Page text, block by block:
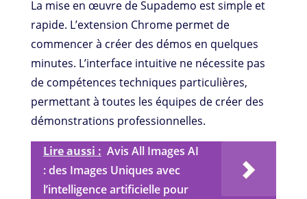
La mise en œuvre de Supademo est simple et
rapide. L’extension Chrome permet de
commencer à créer des démos en quelques
minutes. L’interface intuitive ne nécessite pas
de compétences techniques particulières,
permettant à toutes les équipes de créer des
démonstrations professionnelles.
Lire aussi : Avis All Images AI
: des Images Uniques avec
l’intelligence artificielle pour